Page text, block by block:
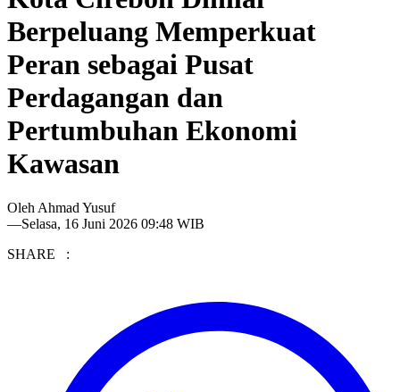
Berpeluang Memperkuat
Peran sebagai Pusat
Perdagangan dan
Pertumbuhan Ekonomi
Kawasan
Oleh Ahmad Yusuf
—Selasa, 16 Juni 2026 09:48 WIB
SHARE :